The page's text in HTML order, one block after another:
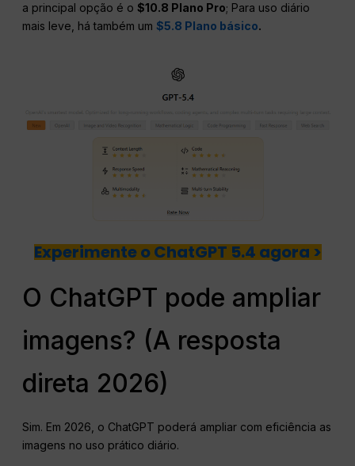
a principal opção é o$10.8 Plano Pro; Para uso diário
mais leve, há também um$5.8 Plano básico.
Experimente o ChatGPT 5.4 agora >
O ChatGPT pode ampliar
imagens? (A resposta
direta 2026)
Sim. Em 2026, o ChatGPT poderá ampliar com eficiência as
imagens no uso prático diário.